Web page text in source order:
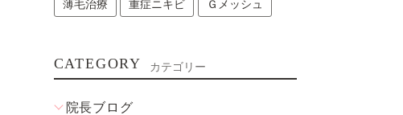
薄毛治療 重症ニキビ Ｇメッシュ
CATEGORY カテゴリー
院長ブログ